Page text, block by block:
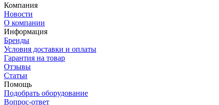
Компания
Новости
О компании
Информация
Бренды
Условия доставки и оплаты
Гарантия на товар
Отзывы
Статьи
Помощь
Подобрать оборудование
Вопрос-ответ